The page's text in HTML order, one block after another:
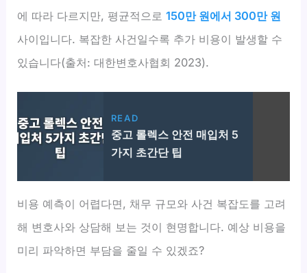
에 따라 다르지만, 평균적으로150만 원에서 300만 원
사이입니다. 복잡한 사건일수록 추가 비용이 발생할 수
있습니다(출처: 대한변호사협회 2023).
READ
중고 롤렉스 안전 매입처 5
가지 초간단 팁
비용 예측이 어렵다면, 채무 규모와 사건 복잡도를 고려
해 변호사와 상담해 보는 것이 현명합니다. 예상 비용을
미리 파악하면 부담을 줄일 수 있겠죠?